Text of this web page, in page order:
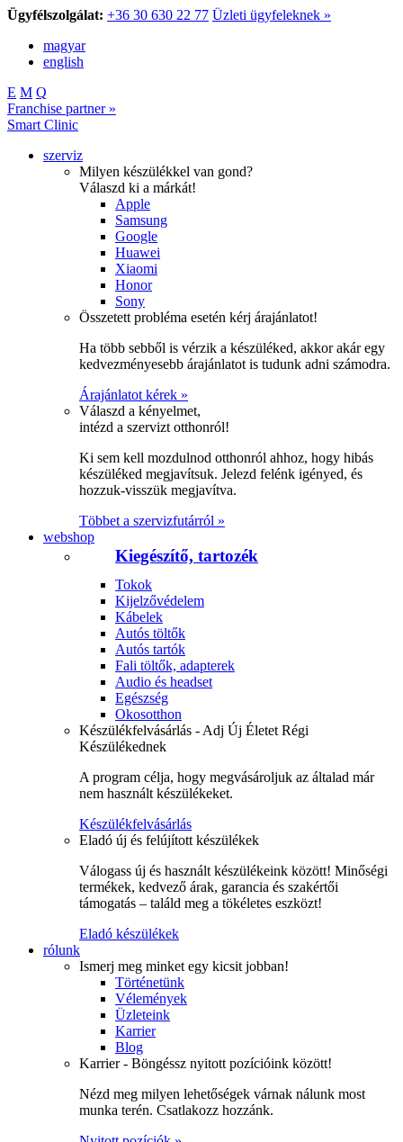
Ügyfélszolgálat: +36 30 630 22 77 Üzleti ügyfeleknek »
magyar
english
E M Q
Franchise partner »
Smart Clinic
szerviz
Milyen készülékkel van gond?
Válaszd ki a márkát!
Apple
Samsung
Google
Huawei
Xiaomi
Honor
Sony
Összetett probléma esetén kérj árajánlatot!
Ha több sebből is vérzik a készüléked, akkor akár egy
kedvezményesebb árajánlatot is tudunk adni számodra.
Árajánlatot kérek »
Válaszd a kényelmet,
intézd a szervizt otthonról!
Ki sem kell mozdulnod otthonról ahhoz, hogy hibás
készüléked megjavítsuk. Jelezd felénk igényed, és
hozzuk-visszük megjavítva.
Többet a szervizfutárról »
webshop
Kiegészítő, tartozék
Tokok
Kijelzővédelem
Kábelek
Autós töltők
Autós tartók
Fali töltők, adapterek
Audio és headset
Egészség
Okosotthon
Készülékfelvásárlás - Adj Új Életet Régi
Készülékednek
A program célja, hogy megvásároljuk az általad már
nem használt készülékeket.
Készülékfelvásárlás
Eladó új és felújított készülékek
Válogass új és használt készülékeink között! Minőségi
termékek, kedvező árak, garancia és szakértői
támogatás – találd meg a tökéletes eszközt!
Eladó készülékek
rólunk
Ismerj meg minket egy kicsit jobban!
Történetünk
Vélemények
Üzleteink
Karrier
Blog
Karrier - Böngéssz nyitott pozícióink között!
Nézd meg milyen lehetőségek várnak nálunk most
munka terén. Csatlakozz hozzánk.